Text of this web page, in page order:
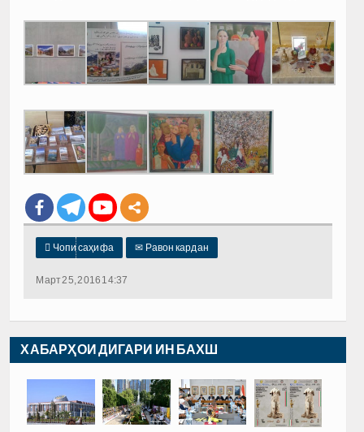
 Чопи саҳифа ✉ Равон кардан
Март 25, 2016 14:37
ХАБАРҲОИ ДИГАРИ ИН БАХШ